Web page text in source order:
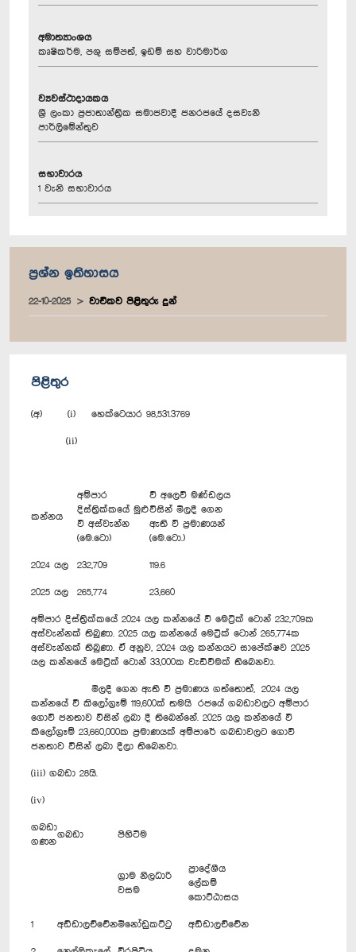
අමාත්‍යාංශය
කෘෂිකර්ම, පශු සම්පත්, ඉඩම් සහ වාරිමාර්ග
ව්‍යවස්ථාදායකය
ශ්‍රී ලංකා ප්‍රජාතාන්ත්‍රික සමාජවාදී ජනරජයේ දසවැනි
පාර්ලිමේන්තුව
සභාවාරය
1 වැනි සභාවාරය
ප්‍රශ්න ඉතිහාසය
22-10-2025 වාචිකව පිළිතුරු දුන්
පිළිතුර
(අ) (i) හෙක්ටෙයාර 98,531.3769
(ii)
කන්නය
අම්පාර
දිස්ත්‍රික්කයේ මුළු
වී අස්වැන්න
‍(මෙ.ටො)
වී අලෙවි මණ්ඩලය
විසින් මිලදී ගෙන
ඇති වී ප්‍රමාණයන්
(මෙ.ටො.)
2024 යල 232,709 119.6
2025 යල 265,774 23,660
අම්පාර දිස්ත්‍රික්කයේ 2024 යල කන්නයේ වී මෙට්‍රික් ටොන් 232,709ක
අස්වැන්නක් තිබුණා. 2025 යල කන්නයේ මෙට්‍රික් ටොන් 265,774ක
අස්වැන්නක් තිබුණා. ඒ අනුව, 2024 යල කන්නයට සාපේක්ෂව 2025
යල කන්නයේ මෙට්‍රික් ටොන් 33,000ක වැඩිවීමක් තිබෙනවා.
මිලදී ගෙන ඇති වී ප්‍රමාණය ගත්තොත්, 2024 යල
කන්නයේ වී කිලෝග්‍රෑම් 119,600ක් තමයි රජයේ ගබඩාවලට අම්පාර
ගොවි ජනතාව විසින් ලබා දී තිබෙන්නේ. 2025 යල කන්නයේ වී
කිලෝග්‍රෑම් 23,660,000ක ප්‍රමාණයක් අම්පාරේ ගබඩාවලට ගොවි
ජනතාව විසින් ලබා දීලා තිබෙනවා.
(iii) ගබඩා 28යි.
(iv)
ගබඩා
ගණන
ගබඩා පිහිටීම
ග්‍රාම නිලධාරි
වසම
ප්‍රාදේශීය
ලේකම්
කොට්ඨාසය
1 අඩ්ඩාලච්චේනමීනෝඩුකට්ටු අඩ්ඩාලච්චේන